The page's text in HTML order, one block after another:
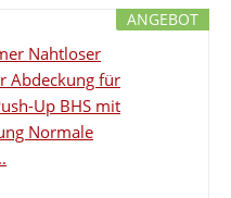
ANGEBOT